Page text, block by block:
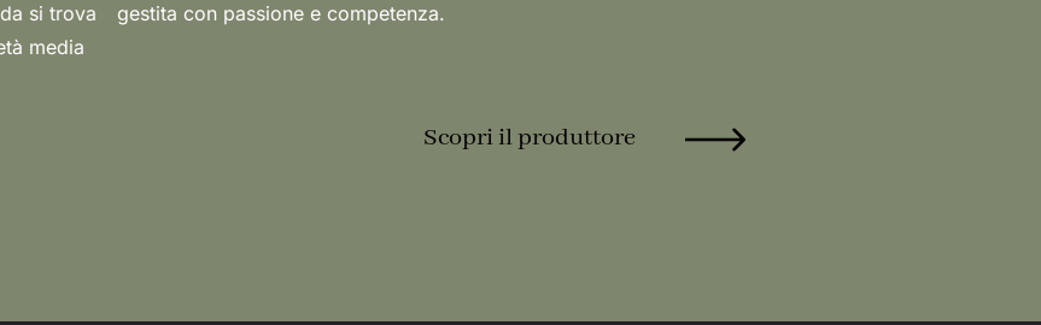
si trova
media
gestita con passione e competenza.
Scopri il produttore